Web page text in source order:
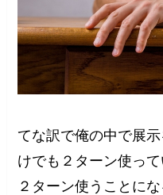
てな訳で俺の中で展
けでも２ターン使っ
２ターン使うことにな